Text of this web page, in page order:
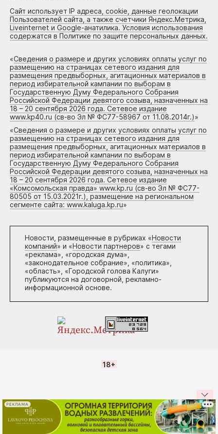
Сайт использует IP адреса, cookie, данные геолокации
Пользователей сайта, а также счетчики Яндекс.Метрика,
Liveinternet и Google-анатилика. Условия использования
содержатся в Политике по защите персональных данных.
«Сведения о размере и других условиях оплаты услуг по
размещению на страницах сетевого издания для
размещения предвыборных, агитационных материалов в
период избирательной кампании по выборам в
Государственную Думу Федерального Собрания
Российской Федерации девятого созыва, назначенных на
18 – 20 сентября 2026 года. Сетевое издание
www.kp40.ru (св-во Эл № ФС77-58967 от 11.08.2014г.)»
«Сведения о размере и других условиях оплаты услуг по
размещению на страницах сетевого издания для
размещения предвыборных, агитационных материалов в
период избирательной кампании по выборам в
Государственную Думу Федерального Собрания
Российской Федерации девятого созыва, назначенных на
18 – 20 сентября 2026 года. Сетевое издание
«Комсомольская правда» www.kp.ru (св-во Эл № ФС77-
80505 от 15.03.2021г.), размещение на региональном
сегменте сайта: www.kaluga.kp.ru»
Новости, размещенные в рубриках «Новости
компаний» и «Новости партнеров» с тегами
«реклама», «городская дума»,
«законодательное собрание», «политика»,
«область», «Городской голова Калуги»
публикуются на договорной, рекламно-
информационной основе.
18+
РЕКЛАМА